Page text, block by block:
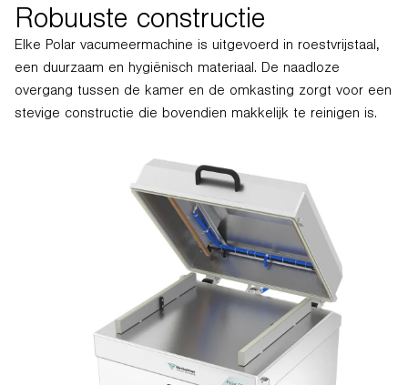
Robuuste constructie
Elke Polar vacumeermachine is uitgevoerd in roestvrijstaal,
een duurzaam en hygiënisch materiaal. De naadloze
overgang tussen de kamer en de omkasting zorgt voor een
stevige constructie die bovendien makkelijk te reinigen is.